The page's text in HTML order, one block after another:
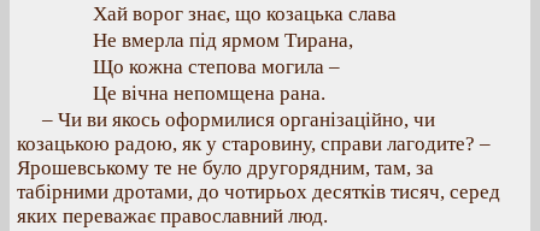
Хай ворог знає, що козацька слава
Не вмерла під ярмом Тирана,
Що кожна степова могила –
Це вічна непомщена рана.
– Чи ви якось оформилися організаційно, чи
козацькою радою, як у старовину, справи лагодите? –
Ярошевському те не було другорядним, там, за
табірними дротами, до чотирьох десятків тисяч, серед
яких переважає православний люд.